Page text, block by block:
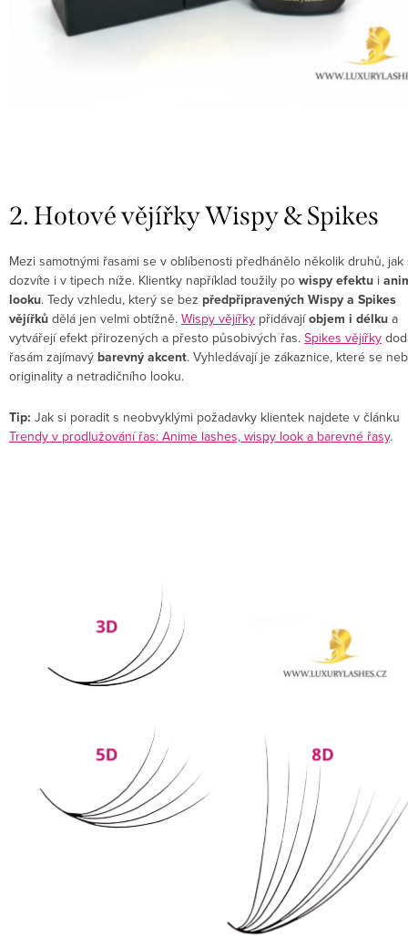
2. Hotové vějířky Wispy & Spikes
Mezi samotnými řasami se v oblíbenosti předhánělo několik druhů, jak
dozvíte i v tipech níže. Klientky například toužily po wispy efektu i
looku. Tedy vzhledu, který se bez předpřipravených Wispy a Spikes
vějířků dělá jen velmi obtížně. Wispy vějířky přidávajíobjem i délku a
vytvářejí efekt přirozených a přesto působivých řas. Spikes vějířky
řasám zajímavý barevný akcent. Vyhledávají je zákaznice, které se
originality a netradičního looku.
Tip: Jak si poradit s neobvyklými požadavky klientek najdete v článku
Trendy v prodlužování řas: Anime lashes, wispy look a barevné řasy.